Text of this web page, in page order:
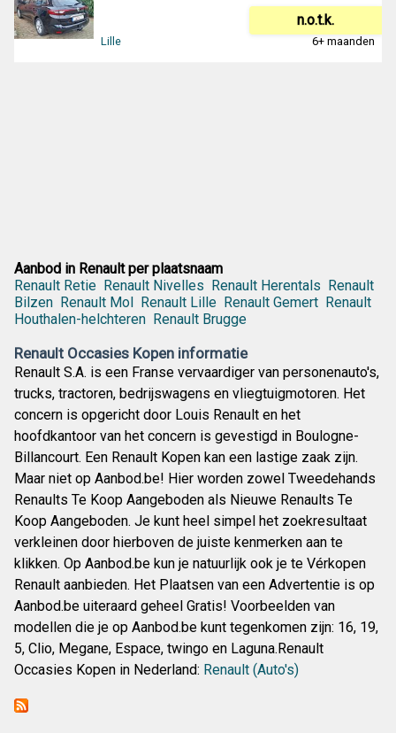
n.o.t.k.
Lille 6+ maanden
Aanbod in Renault per plaatsnaam
Renault Retie Renault Nivelles Renault Herentals Renault
Bilzen Renault Mol Renault Lille Renault Gemert Renault
Houthalen-helchteren Renault Brugge
Renault Occasies Kopen informatie
Renault S.A. is een Franse vervaardiger van personenauto's,
trucks, tractoren, bedrijswagens en vliegtuigmotoren. Het
concern is opgericht door Louis Renault en het
hoofdkantoor van het concern is gevestigd in Boulogne-
Billancourt. Een Renault Kopen kan een lastige zaak zijn.
Maar niet op Aanbod.be! Hier worden zowel Tweedehands
Renaults Te Koop Aangeboden als Nieuwe Renaults Te
Koop Aangeboden. Je kunt heel simpel het zoekresultaat
verkleinen door hierboven de juiste kenmerken aan te
klikken. Op Aanbod.be kun je natuurlijk ook je te Vérkopen
Renault aanbieden. Het Plaatsen van een Advertentie is op
Aanbod.be uiteraard geheel Gratis! Voorbeelden van
modellen die je op Aanbod.be kunt tegenkomen zijn: 16, 19,
5, Clio, Megane, Espace, twingo en Laguna.Renault
Occasies Kopen in Nederland: Renault (Auto's)